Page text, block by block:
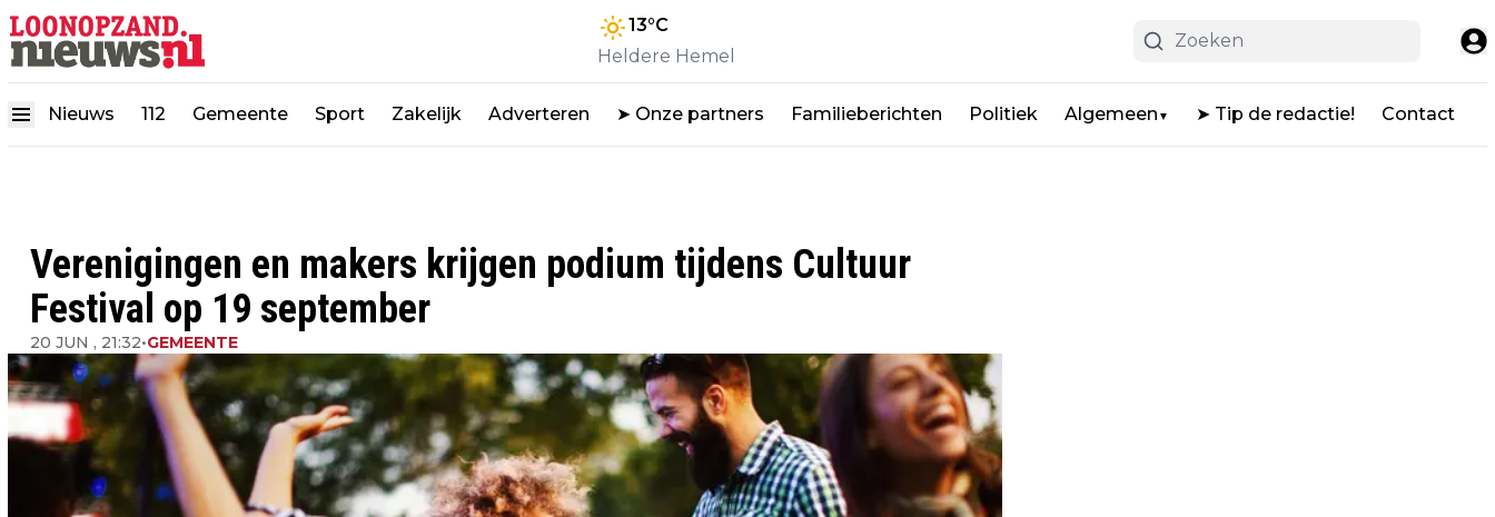
13°C
Heldere Hemel
Nieuws 112 Gemeente Sport Zakelijk Adverteren ➤ Onze partners Familieberichten Politiek Algemeen ▼ ➤ Tip de redactie! Contact
Verenigingen en makers krijgen podium tijdens Cultuur
Festival op 19 september
20 JUN , 21:32•GEMEENTE